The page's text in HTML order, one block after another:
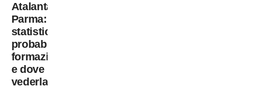
Atalanta-
Parma:
statistiche,
probabili
formazioni
e dove
vederla